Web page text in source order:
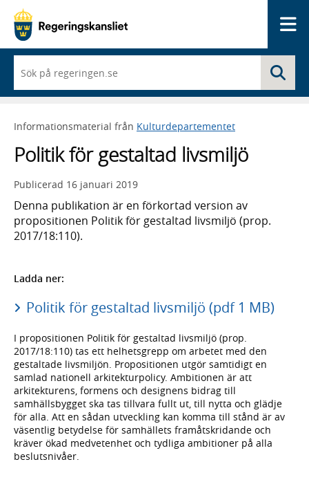
du
börjar
skriva
framträder
lista
med
sökförslag
Informationsmaterial från Kulturdepartementet
Politik för gestaltad livsmiljö
Publicerad 16 januari 2019
Denna publikation är en förkortad version av
propositionen Politik för gestaltad livsmiljö (prop.
2017/18:110).
Ladda ner:
Politik för gestaltad livsmiljö (pdf 1 MB)
I propositionen Politik för gestaltad livsmiljö (prop.
2017/18:110) tas ett helhetsgrepp om arbetet med den
gestaltade livsmiljön. Propositionen utgör samtidigt en
samlad nationell arkitekturpolicy. Ambitionen är att
arkitekturens, formens och designens bidrag till
samhällsbygget ska tas tillvara fullt ut, till nytta och glädje
för alla. Att en sådan utveckling kan komma till stånd är av
väsentlig betydelse för samhällets framåtskridande och
kräver ökad medvetenhet och tydliga ambitioner på alla
beslutsnivåer.